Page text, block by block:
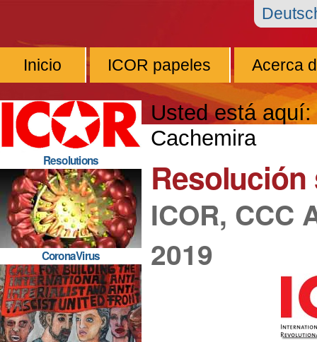
Inicio ICOR papeles Acerca
Resolutions
CoronaVirus
Usted está aquí:
Cachemira
ICOR, CCC
2019